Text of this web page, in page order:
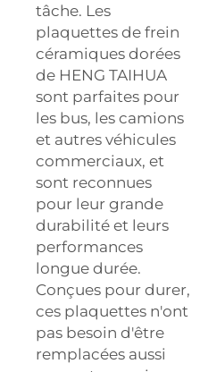
tâche. Les
plaquettes de frein
céramiques dorées
de HENG TAIHUA
sont parfaites pour
les bus, les camions
et autres véhicules
commerciaux, et
sont reconnues
pour leur grande
durabilité et leurs
performances
longue durée.
Conçues pour durer,
ces plaquettes n'ont
pas besoin d'être
remplacées aussi